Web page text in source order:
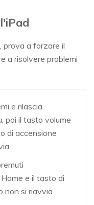
prova a forzare il
a risolvere problemi
e rilascia
poi il tasto volume
di accensione
e il tasto di
non si riavvia.